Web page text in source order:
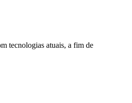
tecnologias atuais, a fim de